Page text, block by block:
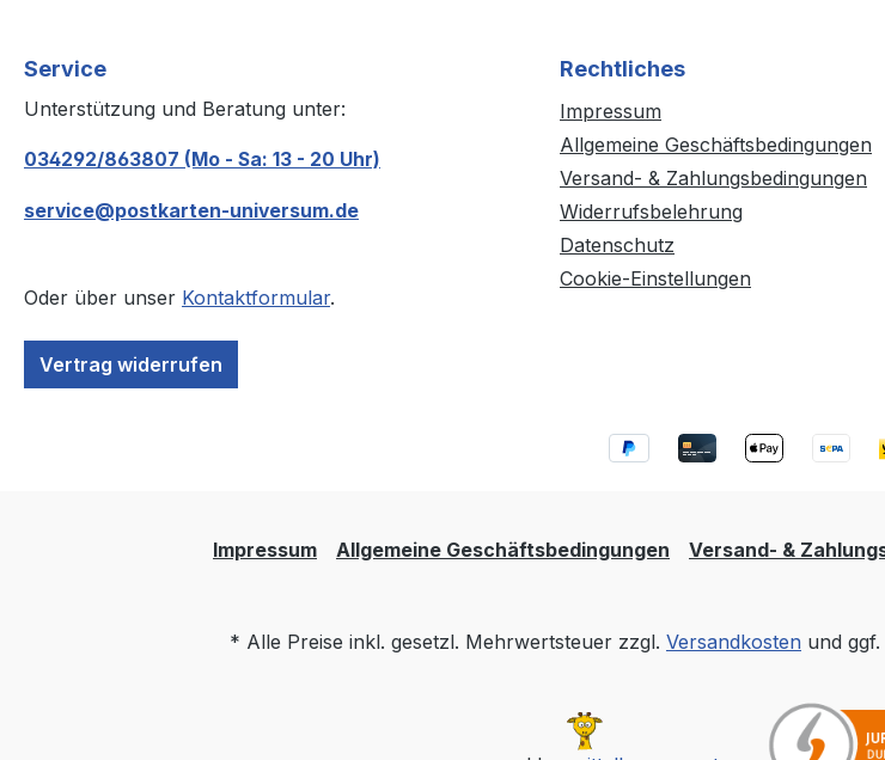
Service
Unterstützung und Beratung unter:
034292/863807 (Mo - Sa: 13 - 20 Uhr)
service@postkarten-universum.de
Oder über unser Kontaktformular.
Vertrag widerrufen
Rechtliches
Impressum
Allgemeine Geschäftsbedingungen
Versand- & Zahlungsbedingungen
Widerrufsbelehrung
Datenschutz
Cookie-Einstellungen
Impressum Allgemeine Geschäftsbedingungen Versand- &
* Alle Preise inkl. gesetzl. Mehrwertsteuer zzgl. Versandkosten und